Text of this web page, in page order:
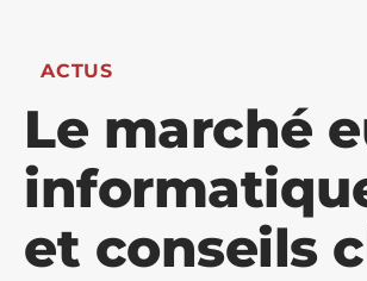
ACTUS
Le marché
et conseils